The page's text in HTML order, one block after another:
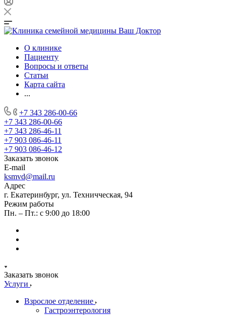
О клинике
Пациенту
Вопросы и ответы
Статьи
Карта сайта
...
+7 343 286-00-66
+7 343 286-00-66
+7 343 286-46-11
+7 903 086-46-11
+7 903 086-46-12
Заказать звонок
E-mail
ksmvd@mail.ru
Адрес
г. Екатеринбург, ул. Техничческая, 94
Режим работы
Пн. – Пт.: с 9:00 до 18:00
Заказать звонок
Услуги
Взрослое отделение
Гастроэнтерология